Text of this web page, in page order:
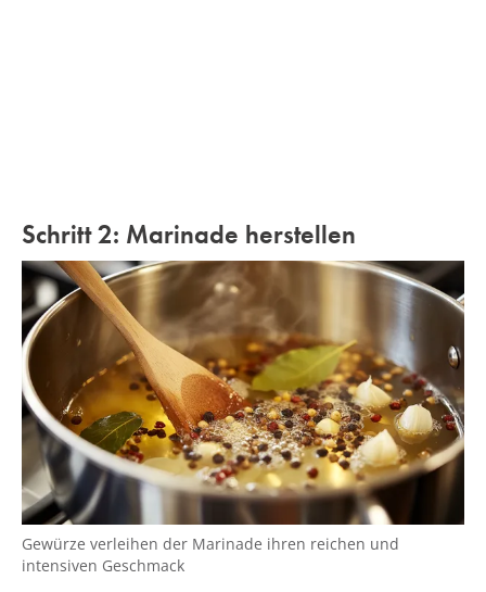
Schritt 2: Marinade herstellen
Gewürze verleihen der Marinade ihren reichen und
intensiven Geschmack